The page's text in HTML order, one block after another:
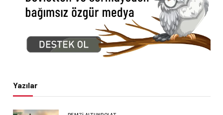
Yazılar